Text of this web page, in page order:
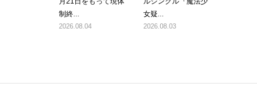
制終...
2026.08.04
女疑...
2026.08.03